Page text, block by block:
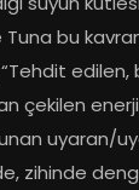
bu
çekilen
uyaran/
zihinde